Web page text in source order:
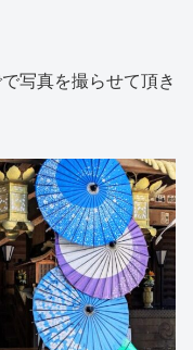
写真を撮らせて頂き